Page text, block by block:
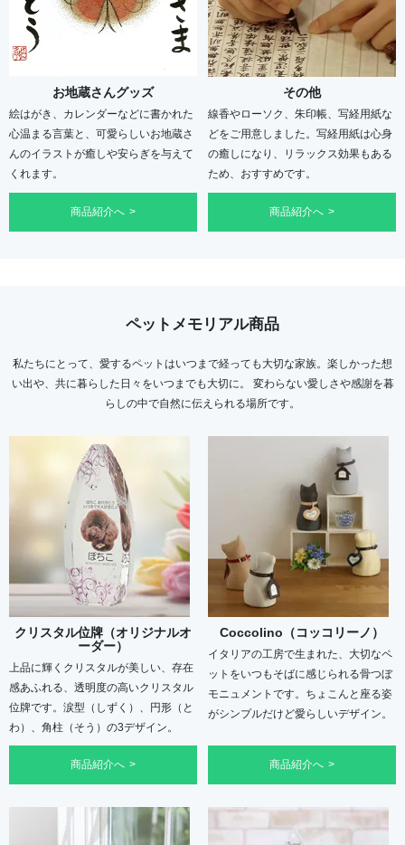
お地蔵さんグッズ
絵はがき、カレンダーなどに書かれた
心温まる言葉と、可愛らしいお地蔵さ
んのイラストが癒しや安らぎを与えて
くれます。
商品紹介へ
その他
線香やローソク、朱印帳、写経用紙な
どをご用意しました。写経用紙は心身
の癒しになり、リラックス効果もある
ため、おすすめです。
商品紹介へ
ペットメモリアル商品
私たちにとって、愛するペットはいつまで経っても大切な家族。楽しかった想
い出や、共に暮らした日々をいつまでも大切に。 変わらない愛しさや感謝を暮
らしの中で自然に伝えられる場所です。
クリスタル位牌（オリジナルオ
ーダー）
上品に輝くクリスタルが美しい、存在
感あふれる、透明度の高いクリスタル
位牌です。涙型（しずく）、円形（と
わ）、角柱（そう）の3デザイン。
商品紹介へ
Coccolino（コッコリーノ）
イタリアの工房で生まれた、大切なペ
ットをいつもそばに感じられる骨つぼ
モニュメントです。ちょこんと座る姿
がシンプルだけど愛らしいデザイン。
商品紹介へ